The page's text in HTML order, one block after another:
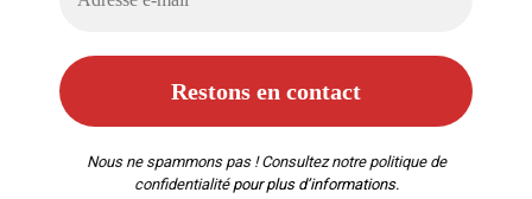
Nous ne spammons pas ! Consultez notre politique de
confidentialitépour plus d’informations.